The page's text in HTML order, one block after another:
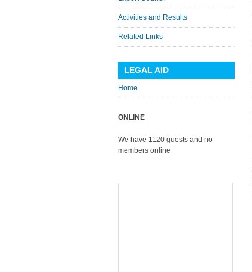
Activities and Results
Related Links
LEGAL AID
Home
ONLINE
We have 1120 guests and no
members online